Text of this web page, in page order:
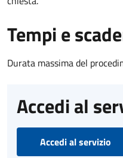
Tempi e
Durata massima del
Accedi al
Accedi al servizio